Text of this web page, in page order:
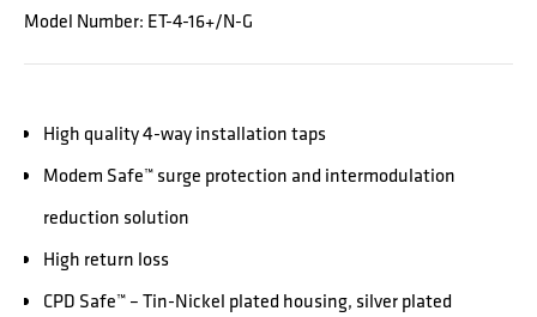
Model Number: ET-4-16+/N-G
High quality 4-way installation taps
Modem Safe™ surge protection and intermodulation
reduction solution
High return loss
CPD Safe™ – Tin-Nickel plated housing, silver plated